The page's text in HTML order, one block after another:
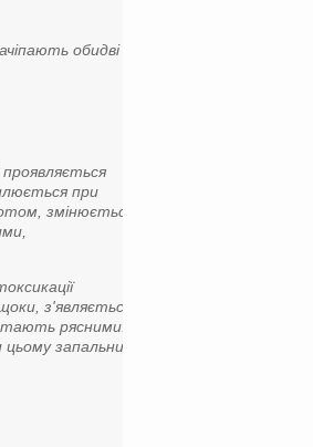
обидві
при
змінюється
з'являється
рясними.
запальний